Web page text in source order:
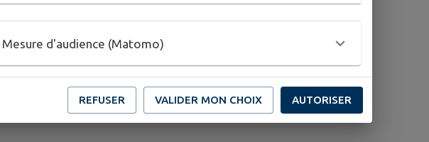
les appels d’offres publiés. Vous recevrez un courriel
;
de consultation, d’attribution
Entreprises (DCE) ;
aux consultations.
qui vous permettront de consulter toutes les annonces
Mesure d'audience (Matomo)
REFUSER VALIDER MON CHOIX AUTORISER